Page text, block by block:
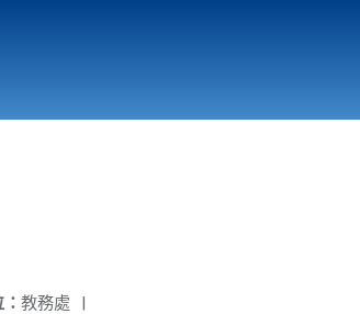
教務處 |